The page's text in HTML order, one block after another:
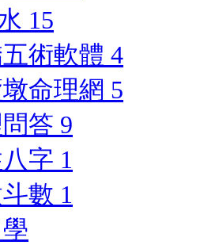
15
術軟體 4
命理網 5
答 9
字 1
數 1